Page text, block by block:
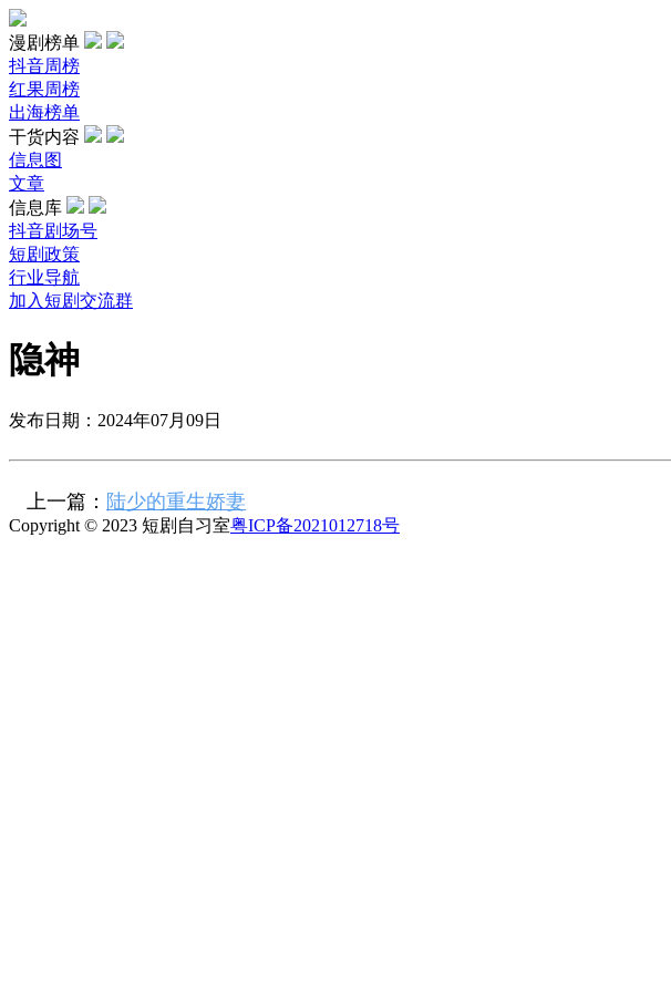
漫剧榜单
抖音周榜
红果周榜
出海榜单
干货内容
信息图
文章
信息库
抖音剧场号
短剧政策
行业导航
加入短剧交流群
隐神
发布日期：2024年07月09日
上一篇： 陆少的重生娇妻
Copyright © 2023 短剧自习室粤ICP备2021012718号